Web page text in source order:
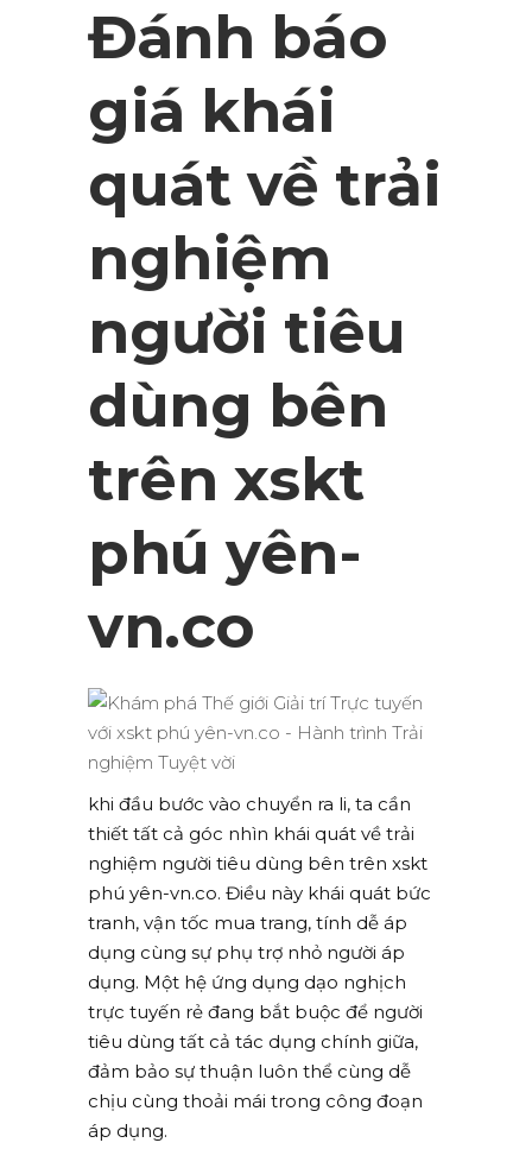
Đánh báo
giá khái
quát về trải
nghiệm
người tiêu
dùng bên
trên xskt
phú yên-
vn.co
khi đầu bước vào chuyển ra li, ta cần
thiết tất cả góc nhìn khái quát về trải
nghiệm người tiêu dùng bên trên xskt
phú yên-vn.co. Điều này khái quát bức
tranh, vận tốc mua trang, tính dễ áp
dụng cùng sự phụ trợ nhỏ người áp
dụng. Một hệ ứng dụng dạo nghịch
trực tuyến rẻ đang bắt buộc để người
tiêu dùng tất cả tác dụng chính giữa,
đảm bảo sự thuận luôn thể cùng dễ
chịu cùng thoải mái trong công đoạn
áp dụng.